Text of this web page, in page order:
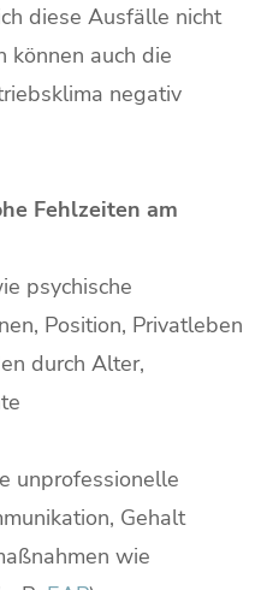
diese Ausfälle nicht
können auch die
negativ
Fehlzeiten am
psychische
Position, Privatleben
durch Alter,
unprofessionelle
Gehalt
wie